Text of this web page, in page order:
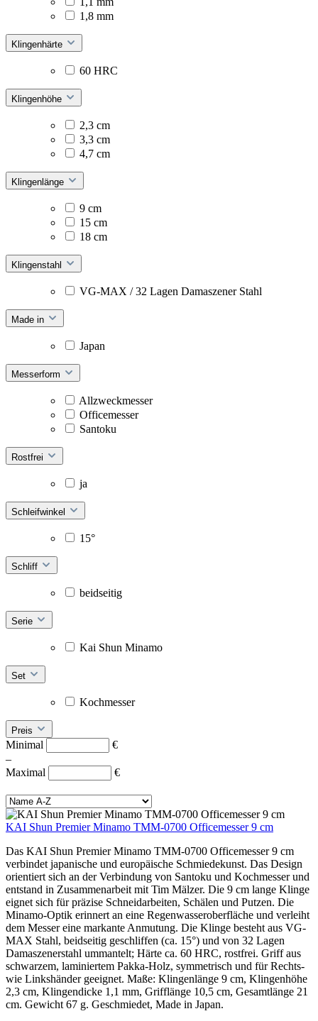
1,8 mm
Klingenhärte
60 HRC
Klingenhöhe
2,3 cm
3,3 cm
4,7 cm
Klingenlänge
9 cm
15 cm
18 cm
Klingenstahl
VG-MAX / 32 Lagen Damaszener Stahl
Made in
Japan
Messerform
Allzweckmesser
Officemesser
Santoku
Rostfrei
ja
Schleifwinkel
15°
Schliff
beidseitig
Serie
Kai Shun Minamo
Set
Kochmesser
Preis
Minimal
€
–
Maximal
€
KAI Shun Premier Minamo TMM-0700 Officemesser 9 cm
Das KAI Shun Premier Minamo TMM-0700 Officemesser 9 cm
verbindet japanische und europäische Schmiedekunst. Das Design
orientiert sich an der Verbindung von Santoku und Kochmesser und
entstand in Zusammenarbeit mit Tim Mälzer. Die 9 cm lange Klinge
eignet sich für präzise Schneidarbeiten, Schälen und Putzen. Die
Minamo-Optik erinnert an eine Regenwasseroberfläche und verleiht
dem Messer eine markante Anmutung. Die Klinge besteht aus VG-
MAX Stahl, beidseitig geschliffen (ca. 15°) und von 32 Lagen
Damaszenerstahl ummantelt; Härte ca. 60 HRC, rostfrei. Griff aus
schwarzem, laminiertem Pakka-Holz, symmetrisch und für Rechts-
wie Linkshänder geeignet. Maße: Klingenlänge 9 cm, Klingenhöhe
2,3 cm, Klingendicke 1,1 mm, Grifflänge 10,5 cm, Gesamtlänge 21
cm. Gewicht 67 g. Geschmiedet, Made in Japan.